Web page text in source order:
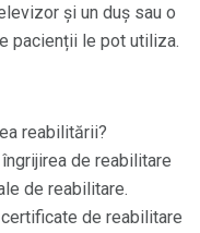
și un duș sau o
pacienții le pot utiliza.
reabilitării?
de reabilitare
de reabilitare.
de reabilitare